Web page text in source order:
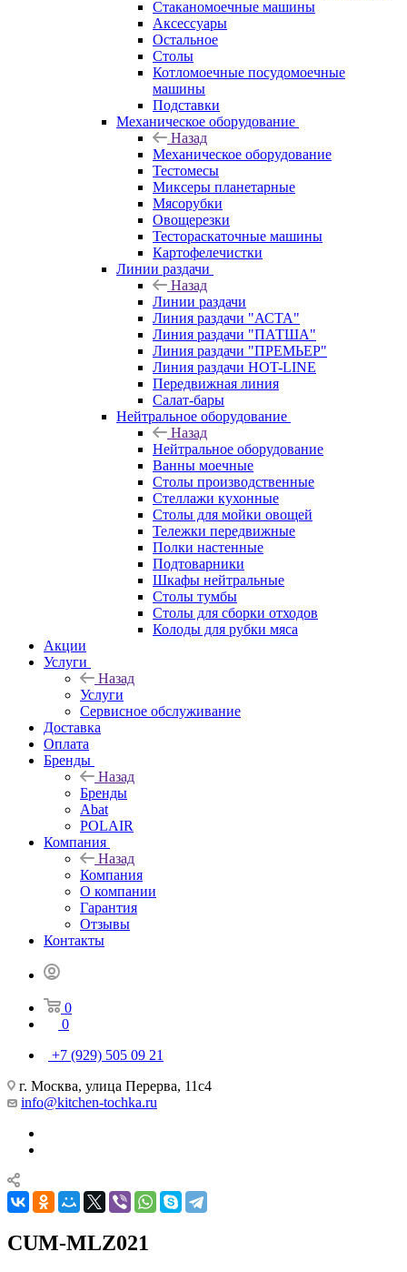
Стаканомоечные машины
Аксессуары
Остальное
Столы
Котломоечные посудомоечные
машины
Подставки
Механическое оборудование
Назад
Механическое оборудование
Тестомесы
Миксеры планетарные
Мясорубки
Овощерезки
Тестораскаточные машины
Картофелечистки
Линии раздачи
Назад
Линии раздачи
Линия раздачи "АСТА"
Линия раздачи "ПАТША"
Линия раздачи "ПРЕМЬЕР"
Линия раздачи HOT-LINE
Передвижная линия
Салат-бары
Нейтральное оборудование
Назад
Нейтральное оборудование
Ванны моечные
Столы производственные
Стеллажи кухонные
Столы для мойки овощей
Тележки передвижные
Полки настенные
Подтоварники
Шкафы нейтральные
Столы тумбы
Столы для сборки отходов
Колоды для рубки мяса
Акции
Услуги
Назад
Услуги
Сервисное обслуживание
Доставка
Оплата
Бренды
Назад
Бренды
Abat
POLAIR
Компания
Назад
Компания
О компании
Гарантия
Отзывы
Контакты
0
0
+7 (929) 505 09 21
г. Москва, улица Перерва, 11с4
info@kitchen-tochka.ru
CUM-MLZ021